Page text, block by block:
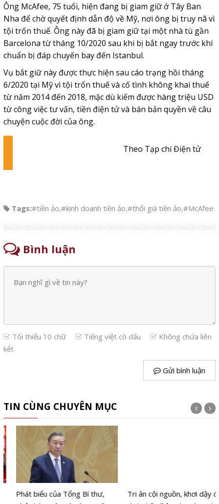
Ông McAfee, 75 tuổi, hiện đang bị giam giữ ở Tây Ban
Nha để chờ quyết định dẫn độ về Mỹ, nơi ông bị truy nã vì
tội trốn thuế. Ông này đã bị giam giữ tại một nhà tù gần
Barcelona từ tháng 10/2020 sau khi bị bắt ngay trước khi
chuẩn bị đáp chuyến bay đến Istanbul.
Vụ bắt giữ này được thực hiện sau cáo trạng hồi tháng
6/2020 tại Mỹ vì tội trốn thuế và cố tình không khai thuế
từ năm 2014 đến 2018, mặc dù kiếm được hàng triệu USD
từ công việc tư vấn, tiền điện tử và bán bản quyền về câu
chuyện cuộc đời của ông.
Theo Tạp chí Điện tử
Tags:#tiền ảo,#kinh doanh tiền ảo,#thổi giá tiền ảo,#McAfee
Bình luận
Tối thiểu 10 chữ Tiếng việt có dấu
Không chứa liên
kết
Gửi bình luận
TIN CÙNG CHUYÊN MỤC
Phát biểu của Tổng Bí thư,
Tri ân cội nguồn, khơi dậy đại